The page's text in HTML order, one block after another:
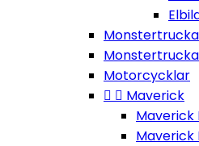
Motorcycklar
  Maverick
Maverick
Maverick